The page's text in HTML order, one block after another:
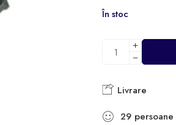
În stoc
Livrare
29 persoane